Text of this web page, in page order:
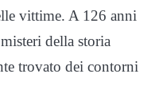
vittime. A 126 anni
della storia
trovato dei contorni